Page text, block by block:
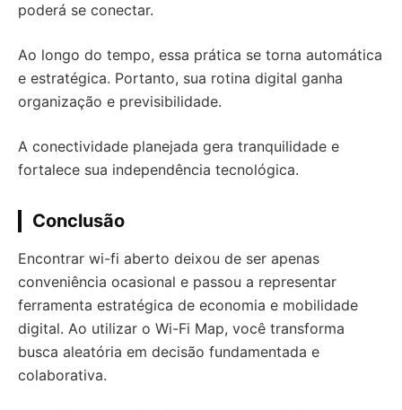
poderá se conectar.
Ao longo do tempo, essa prática se torna automática
e estratégica. Portanto, sua rotina digital ganha
organização e previsibilidade.
A conectividade planejada gera tranquilidade e
fortalece sua independência tecnológica.
Conclusão
Encontrar wi-fi aberto deixou de ser apenas
conveniência ocasional e passou a representar
ferramenta estratégica de economia e mobilidade
digital. Ao utilizar o Wi-Fi Map, você transforma
busca aleatória em decisão fundamentada e
colaborativa.